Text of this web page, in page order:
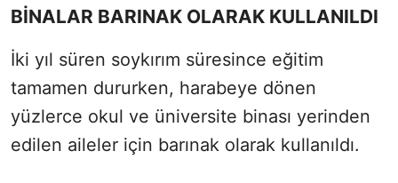
BİNALAR BARINAK OLARAK KULLANILDI
İki yıl süren soykırım süresince eğitim
tamamen dururken, harabeye dönen
yüzlerce okul ve üniversite binası yerinden
edilen aileler için barınak olarak kullanıldı.